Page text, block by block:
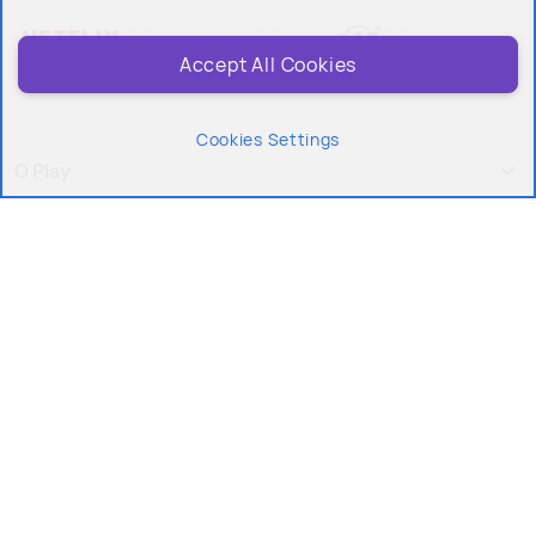
Accept All Cookies
Cookies Settings